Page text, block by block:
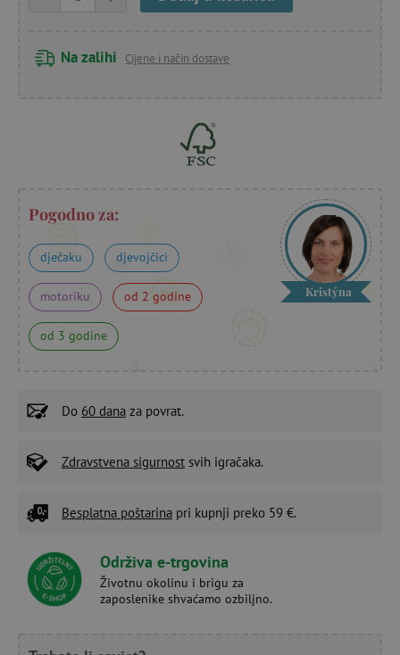
Na zalihi Cijene i način dostave
Pogodno za:
dječaku djevojčici
motoriku od 2 godine
od 3 godine
Kristýna
Do 60 dana za povrat.
Zdravstvena sigurnost svih igračaka.
Besplatna poštarina pri kupnji preko 59 €.
Održiva e-trgovina
Životnu okolinu i brigu za
zaposlenike shvaćamo ozbiljno.